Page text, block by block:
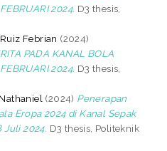
2024. D3 thesis,
Febrian (2024)
PADA KANAL BOLA
2024. D3 thesis,
(2024) Penerapan
Eropa 2024 di Kanal Sepak
Juli 2024. D3 thesis, Politeknik